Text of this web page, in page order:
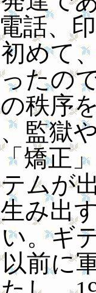
話、
めて
たの
秩序
監獄
矯正
ムが
み出
。ギ
前に